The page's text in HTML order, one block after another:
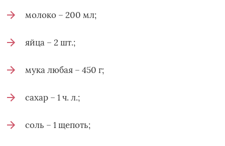
молоко – 200 мл;
яйца – 2 шт.;
мука любая – 450 г;
сахар – 1 ч. л.;
соль – 1 щепоть;